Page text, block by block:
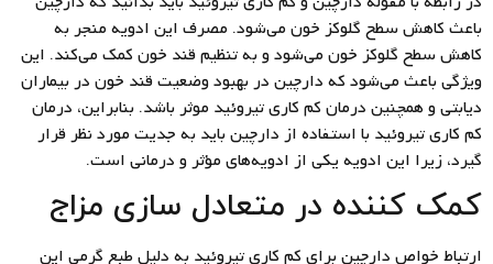
باعث کاهش سطح گلوکز خون می‌شود. مصرف این ادویه منجر به
کاهش سطح گلوکز خون می‌شود و به تنظیم قند خون کمک می‌کند. این
ویژگی باعث می‌شود که دارچین در بهبود وضعیت قند خون در بیماران
دیابتی و همچنین درمان کم کاری تیروئید موثر باشد. بنابراین، درمان
کم کاری تیروئید با استفاده از دارچین باید به جدیت مورد نظر قرار
گیرد، زیرا این ادویه یکی از ادویه‌های مؤثر و درمانی است.
کمک کننده در متعادل سازی مزاج
ارتباط خواص دارچین برای کم کاری تیروئید به دلیل طبع گرمی این